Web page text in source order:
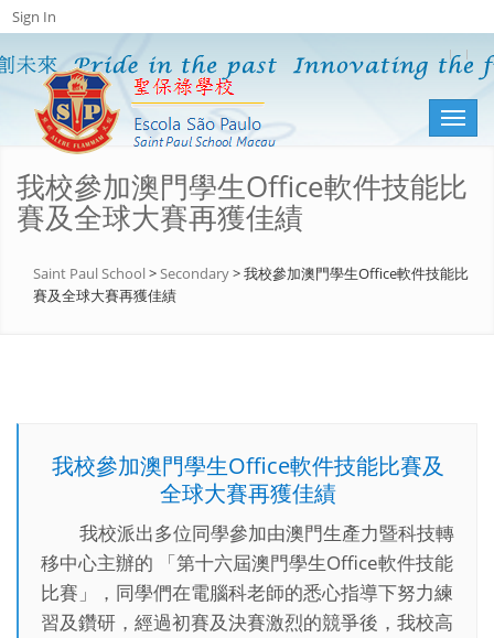
Sign In
Toggle
我校參加澳門學生Office軟件技能比
賽及全球大賽再獲佳績
Saint Paul School>Secondary>我校參加澳門學生Office軟件技能比
賽及全球大賽再獲佳績
我校參加澳門學生Office軟件技能比賽及
全球大賽再獲佳績
我校派出多位同學參加由澳門生產力暨科技轉
移中心主辦的 「第十六屆澳門學生Office軟件技能
比賽」，同學們在電腦科老師的悉心指導下努力練
習及鑽研，經過初賽及決賽激烈的競爭後，我校高